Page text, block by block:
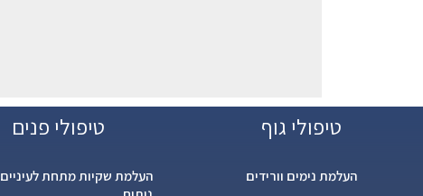
טיפולי גוף
העלמת נימים וורידים
טיפולי פנים
העלמת שקיות מתחת